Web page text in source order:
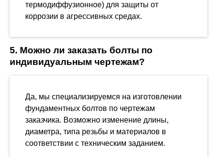
термодиффузионное) для защиты от
коррозии в агрессивных средах.
5. Можно ли заказать болты по
индивидуальным чертежам?
Да, мы специализируемся на изготовлении
фундаментных болтов по чертежам
заказчика. Возможно изменение длины,
диаметра, типа резьбы и материалов в
соответствии с техническим заданием.